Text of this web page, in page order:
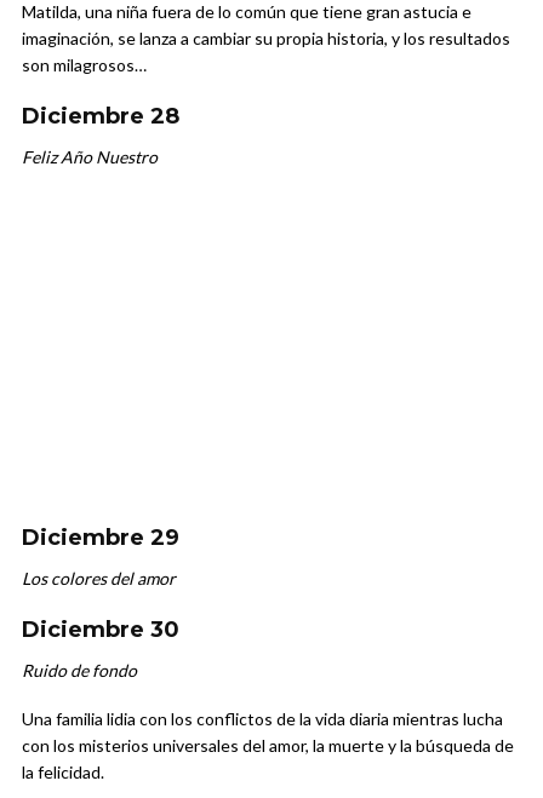
Matilda, una niña fuera de lo común que tiene gran astucia e
imaginación, se lanza a cambiar su propia historia, y los resultados
son milagrosos…
Diciembre 28
Feliz Año Nuestro
Diciembre 29
Los colores del amor
Diciembre 30
Ruido de fondo
Una familia lidia con los conflictos de la vida diaria mientras lucha
con los misterios universales del amor, la muerte y la búsqueda de
la felicidad.